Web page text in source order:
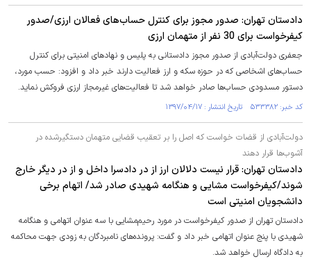
دادستان تهران: صدور مجوز برای کنترل حساب‌های فعالان ارزی/صدور
کیفرخواست برای 30 نفر از متهمان ارزی
جعفری دولت‌آبادی از صدور مجوز دادستانی به پلیس و نهادهای امنیتی برای کنترل
حساب‌های اشخاصی که در حوزه سکه و ارز فعالیت دارند خبر داد و افزود: حسب مورد،
دستور مسدودی حساب‌ها صادر خواهد شد تا فعالیت‌های غیرمجاز ارزی فروکش نماید.
کد خبر: ۵۳۳۳۸۲ تاریخ انتشار : ۱۳۹۷/۰۴/۱۷
دولت‌آبادی از قضات خواست که اصل را بر تعقیب قضایی متهمان دستگیرشده در
آشوب‌ها قرار دهند
دادستان تهران: قرار نیست دلالان ارز از در دادسرا داخل و از در دیگر خارج
شوند/کیفرخواست مشایی و هنگامه شهیدی صادر شد/ اتهام برخی
دانشجویان امنیتی است
دادستان تهران از صدور کیفرخواست در مورد رحیم‌مشایی با سه عنوان اتهامی و هنگامه
شهیدی با پنج عنوان اتهامی خبر داد و گفت: پرونده‌های نامبردگان به زودی جهت محاکمه
به دادگاه ارسال خواهد شد.